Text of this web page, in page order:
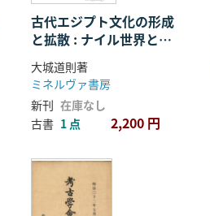
古代エジプト文化の形成
と拡散 : ナイル世界と東
地中海世界
大城道則著
ミネルヴァ書房
新刊 在庫なし
古書 1 点 2,200 円